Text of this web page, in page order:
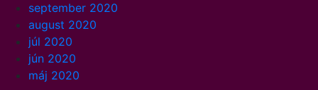
september 2020
august 2020
júl 2020
jún 2020
máj 2020